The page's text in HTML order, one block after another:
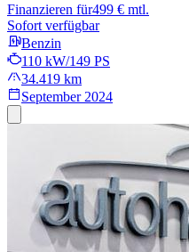
Finanzieren für499 € mtl.
Sofort verfügbar
Benzin
110 kW/149 PS
34.419 km
September 2024